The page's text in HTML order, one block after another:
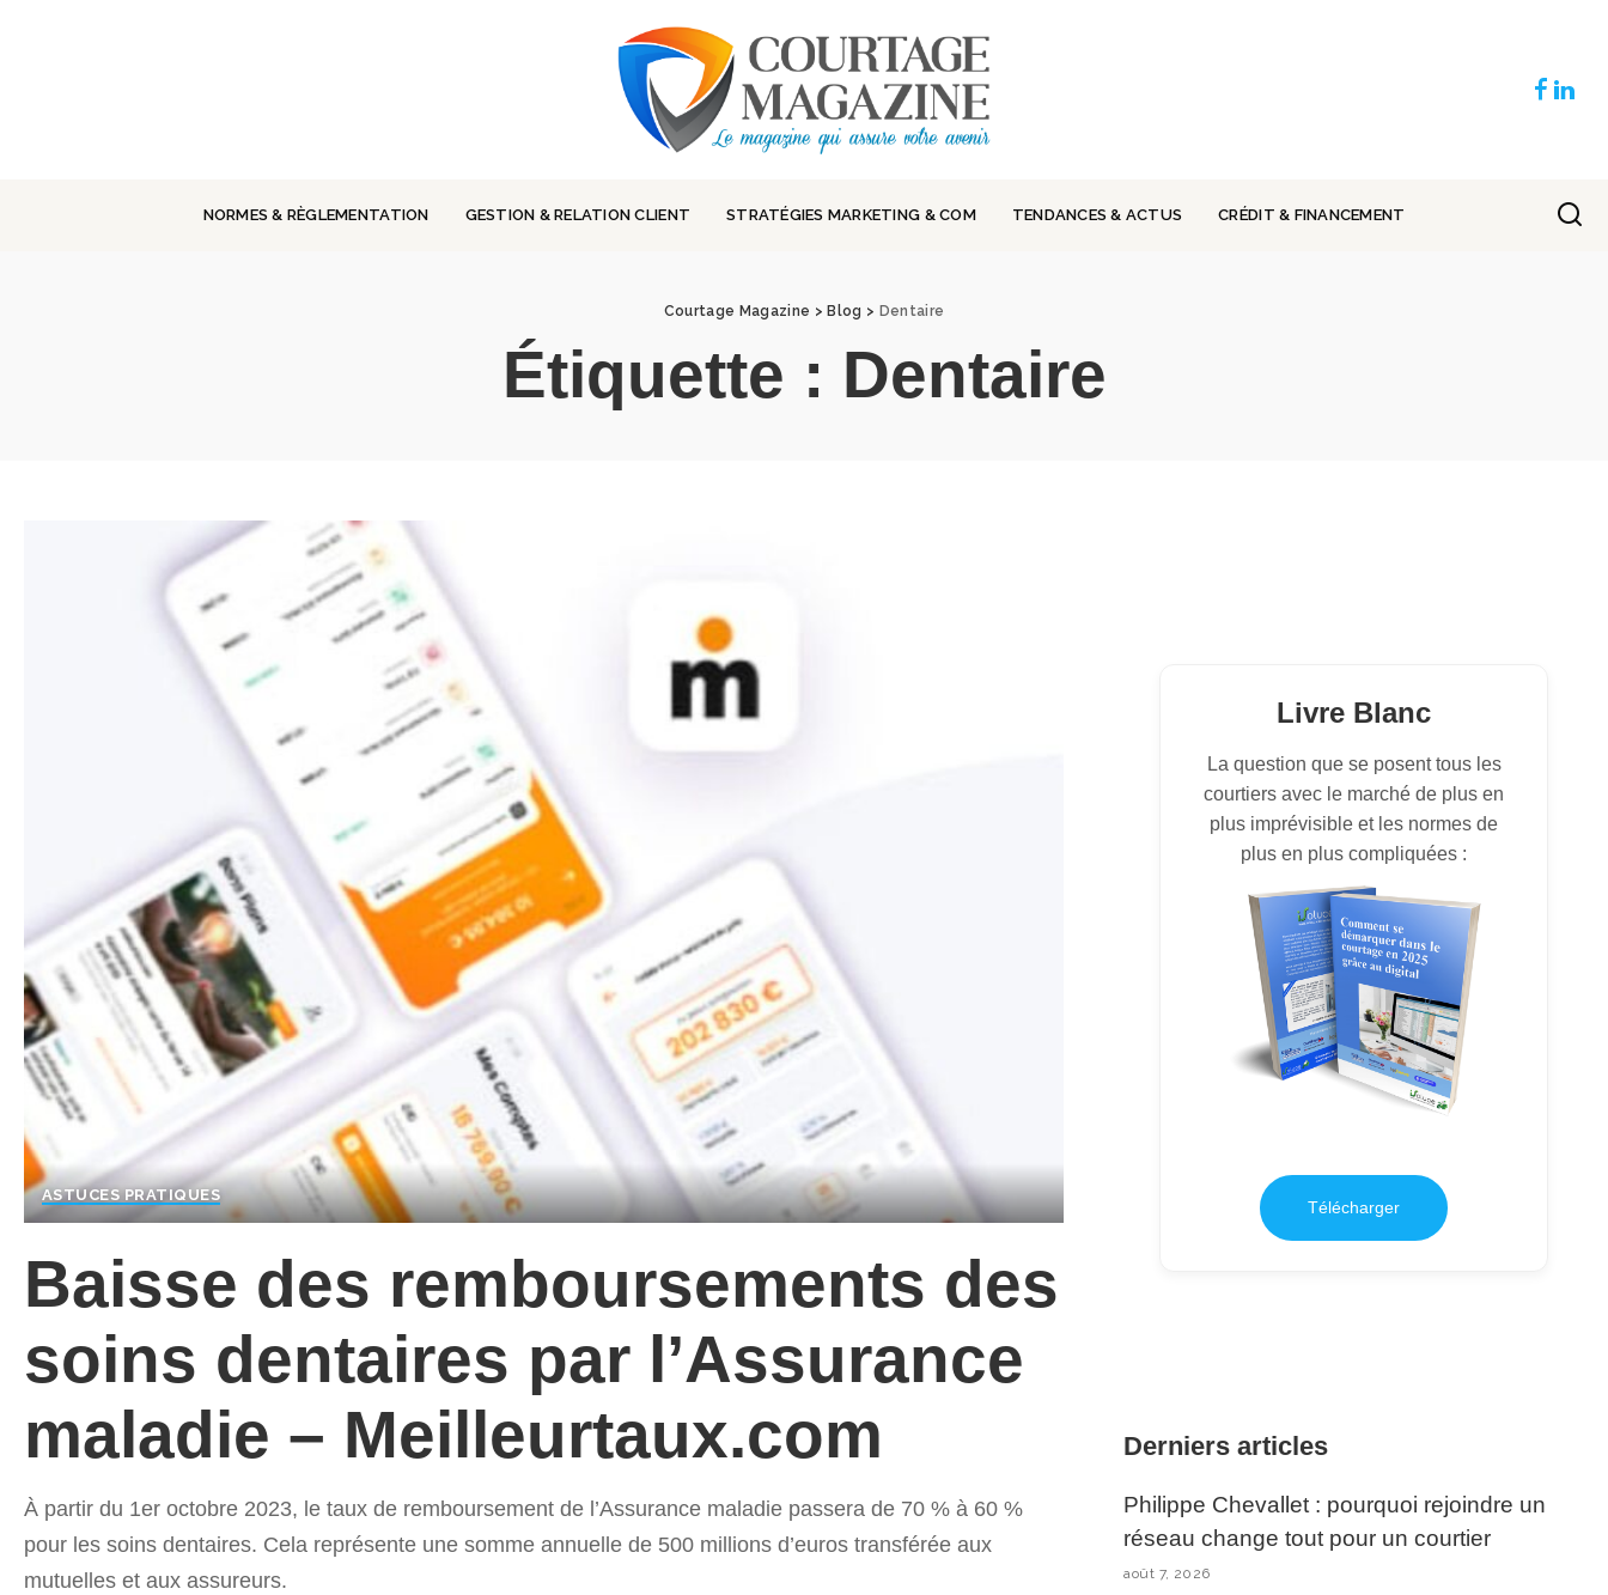
NORMES & RÈGLEMENTATION GESTION & RELATION CLIENT STRATÉGIES MARKETING & COM TENDANCES & ACTUS CRÉDIT & FINANCEMENT
Courtage Magazine > Blog > Dentaire
Étiquette : Dentaire
ASTUCES PRATIQUES
Baisse des remboursements des
soins dentaires par l’Assurance
maladie – Meilleurtaux.com
À partir du 1er octobre 2023, le taux de remboursement de l’Assurance maladie passera de 70 % à 60 %
pour les soins dentaires. Cela représente une somme annuelle de 500 millions d’euros transférée aux
mutuelles et aux assureurs.
Livre Blanc
La question que se posent tous les
courtiers avec le marché de plus en
plus imprévisible et les normes de
plus en plus compliquées :
Télécharger
Derniers articles
Philippe Chevallet : pourquoi rejoindre un
réseau change tout pour un courtier
août 7, 2026